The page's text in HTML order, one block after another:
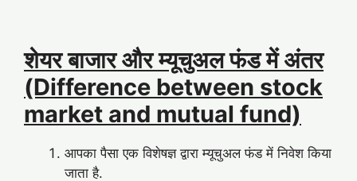
शेयर बाजार और म्यूचुअल फंडमें अंतर
(Difference between stock
market and mutual fund)
आपका पैसा एक विशेषज्ञ द्वारा म्यूचुअल फंड में निवेश किया
जाता है.